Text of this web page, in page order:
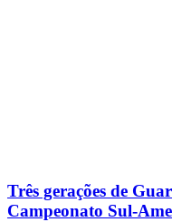
Três gerações de
Campeonato Sul-